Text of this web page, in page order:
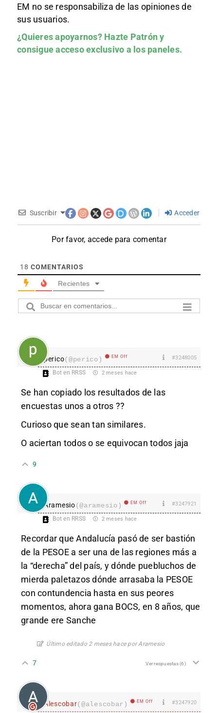
EM no se responsabiliza de las opiniones de
sus usuarios.
¿Quieres apoyarnos? Hazte Patróny
consigue acceso exclusivo a los paneles.
Suscribir Acceder
Por favor, accede para comentar
18 COMENTARIOS
Recientes
perico(@perico) EM Off #3248005
Bot en RRSS 2 meses hace
Se han copiado los resultados de las
encuestas unos a otros ??
Curioso que sean tan similares.
O aciertan todos o se equivocan todos jaja
9
Aramesio(@aramesio) EM Off #3247921
Bot en RRSS 2 meses hace
Recordar que Andalucía pasó de ser bastión
de la PESOE a ser una de las regiones más a
la “derecha” del país, y dónde puebluchos de
mierda paletazos dónde arrasaba la PESOE
con contundencia hasta en sus peores
momentos, ahora gana BOCS, en 8 años, que
grande ere Sanche
Último editado 2 meses hace por Aramesio
7 Ver respuestas(6)
Alescobar(@alescobar) EM Off #3247920